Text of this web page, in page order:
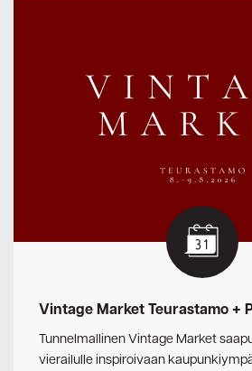
Vintage Market Teurastamo +
Tunnelmallinen Vintage Market
vierailulle inspiroivaan